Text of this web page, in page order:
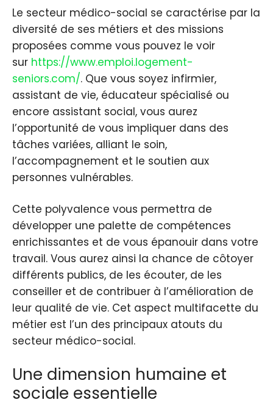
Le secteur médico-social se caractérise par la
diversité de ses métiers et des missions
proposées comme vous pouvez le voir
sur https://www.emploi.logement-
seniors.com/. Que vous soyez infirmier,
assistant de vie, éducateur spécialisé ou
encore assistant social, vous aurez
l’opportunité de vous impliquer dans des
tâches variées, alliant le soin,
l’accompagnement et le soutien aux
personnes vulnérables.
Cette polyvalence vous permettra de
développer une palette de compétences
enrichissantes et de vous épanouir dans votre
travail. Vous aurez ainsi la chance de côtoyer
différents publics, de les écouter, de les
conseiller et de contribuer à l’amélioration de
leur qualité de vie. Cet aspect multifacette du
métier est l’un des principaux atouts du
secteur médico-social.
Une dimension humaine et
sociale essentielle